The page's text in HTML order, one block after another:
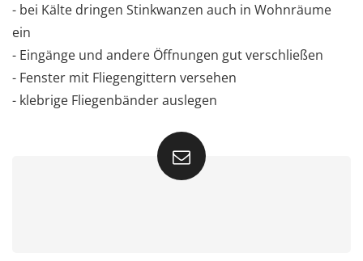
- bei Kälte dringen Stinkwanzen auch in Wohnräume
ein
- Eingänge und andere Öffnungen gut verschließen
- Fenster mit Fliegengittern versehen
- klebrige Fliegenbänder auslegen